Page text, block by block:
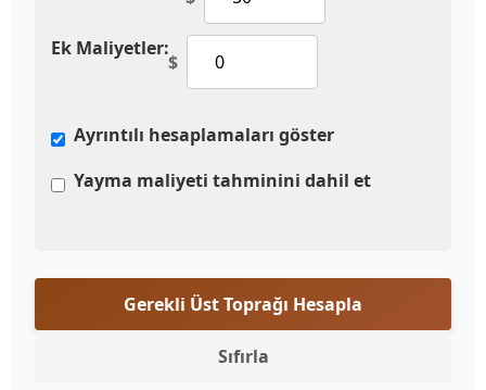
Ek Maliyetler:
$
Ayrıntılı hesaplamaları göster
Yayma maliyeti tahminini dahil et
Gerekli Üst Toprağı Hesapla
Sıfırla